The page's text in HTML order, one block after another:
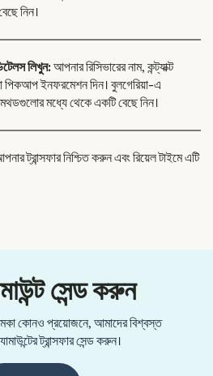
নিন।
লিখুন:আপনার রিসিভারের নাম, কন্ট্যাক্ট
পিকআপ ইনফরমেশন দিন। বুলগেরিয়া-এ
মধ্যে থেকে একটি বেছে নিন।
ট্রান্সফার নিশ্চিত করুন এবং রিয়েল টাইমে এটি
সেন্ড করুন
কোনও প্রয়োজনে, আমাদের বিশ্বস্ত
ট্রান্সফার সেন্ড করুন।